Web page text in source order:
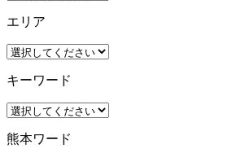
エリア
キーワード
熊本ワード